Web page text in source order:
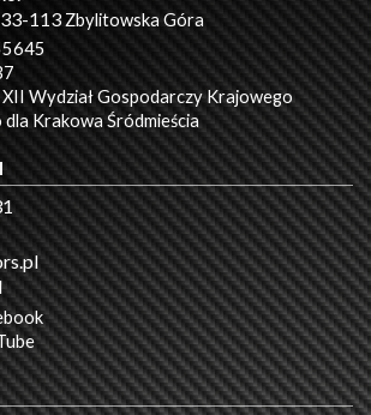
113Zbylitowska Góra
Wydział Gospodarczy Krajowego
Krakowa Śródmieścia